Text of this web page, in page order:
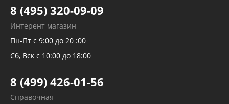
Тормозных трубок
Рукавов гидроусилителей
Рукавов компрессоров и турбин
Трубок кондиционеров
Развертка пайка медных стальных
алюминиевых трубок и штуцеров
8 (495) 320-09-09
Интерент магазин
Пн-Пт с 9:00 до 20 :00
Сб, Вск с 10:00 до 18:00
8 (499) 426-01-56
Справочная